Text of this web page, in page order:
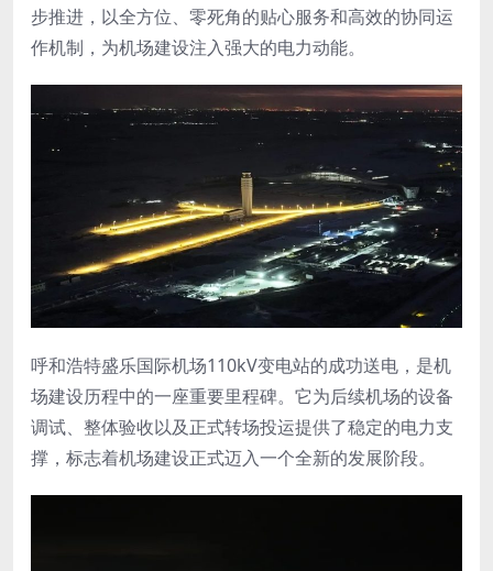
步推进，以全方位、零死角的贴心服务和高效的协同运
作机制，为机场建设注入强大的电力动能。
呼和浩特盛乐国际机场110kV变电站的成功送电，是机
场建设历程中的一座重要里程碑。它为后续机场的设备
调试、整体验收以及正式转场投运提供了稳定的电力支
撑，标志着机场建设正式迈入一个全新的发展阶段。